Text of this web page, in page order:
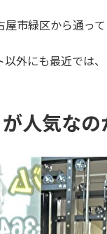
市緑区から通っ
外にも最近では
人気なの